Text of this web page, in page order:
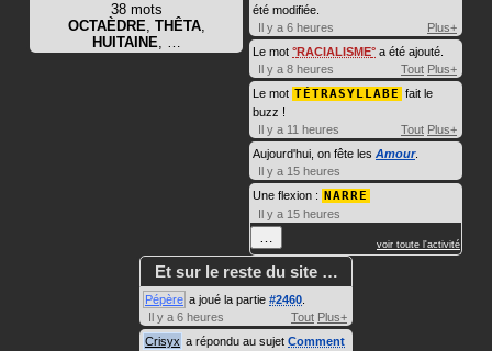
38 mots
OCTAÈDRE, THÊTA,
HUITAINE, …
été modifiée.
Il y a 6 heures
Plus+
Le mot RACIALISME a été ajouté.
Il y a 8 heures
Tout Plus+
Le mot TÉTRASYLLABE fait le
buzz !
Il y a 11 heures
Tout Plus+
Aujourd'hui, on fête les Amour.
Il y a 15 heures
Une flexion : NARRE
Il y a 15 heures
… voir toute l'activité
Et sur le reste du site …
Pépère a joué la partie #2460
Il y a 6 heures
Tout Plus+
Crisyx a répondu au sujet Comment